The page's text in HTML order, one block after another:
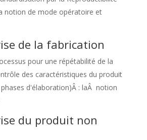
notion de mode opératoire et
de la fabrication
pour une répétabilité de la
des caractéristiques du produit
d'élaboration)Â : laÂ notion
du produit non